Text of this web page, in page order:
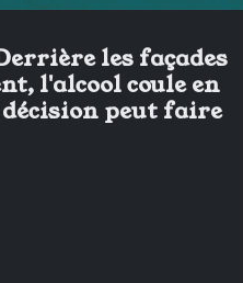
les façades
l'alcool coule en
peut faire